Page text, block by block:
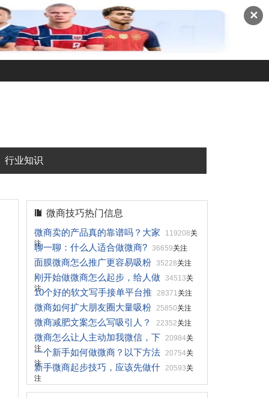
✕
行业知识
微商技巧热门信息
微商卖的产品真的靠谱吗？大家
119208关
注
聊一聊：什么人适合做微商? 36659关注
面膜微商怎么推广更容易吸粉 35228关注
刚开始做微商怎么起步，给人做 34513关
注
10个好的软文写手接单平台推 28371关注
微商如何扩大朋友圈大量吸粉 25850关注
微商减肥文案怎么写吸引人？ 22352关注
微商怎么让人主动加我微信，下 20984关
注
一个新手如何做微商？以下方法 20754关
注
新手微商起步技巧，应该先做什 20593关
注